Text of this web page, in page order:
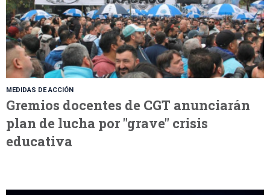
MEDIDAS DE ACCIÓN
Gremios docentes de CGT anunciarán
plan de lucha por "grave" crisis
educativa